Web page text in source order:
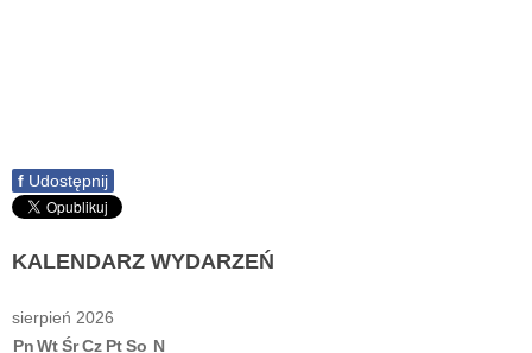
f Udostępnij
KALENDARZ WYDARZEŃ
sierpień 2026
PnWtŚrCz PtSo N